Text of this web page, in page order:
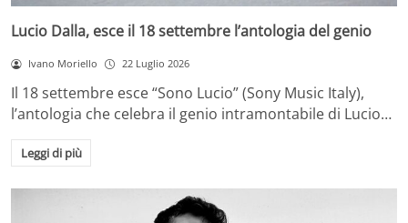
Lucio Dalla, esce il 18 settembre l’antologia del genio
Ivano Moriello 22 Luglio 2026
Il 18 settembre esce “Sono Lucio” (Sony Music Italy),
l’antologia che celebra il genio intramontabile di Lucio…
Leggi di più